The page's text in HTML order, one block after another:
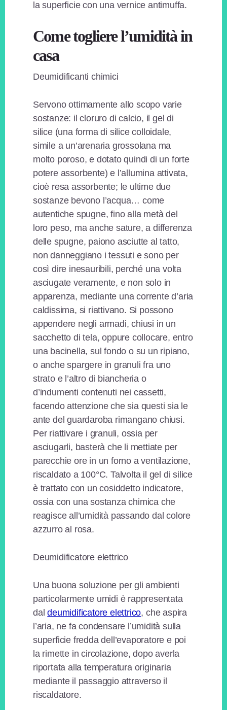
la superficie con una vernice antimuffa.
Come togliere l’umidità in
casa
Deumidificanti chimici
Servono ottimamente allo scopo varie
sostanze: il cloruro di calcio, il gel di
silice (una forma di silice colloidale,
simile a un’arenaria grossolana ma
molto poroso, e dotato quindi di un forte
potere assorbente) e l’allumina attivata,
cioè resa assorbente; le ultime due
sostanze bevono l’acqua… come
autentiche spugne, fino alla metà del
loro peso, ma anche sature, a differenza
delle spugne, paiono asciutte al tatto,
non danneggiano i tessuti e sono per
così dire inesauribili, perché una volta
asciugate veramente, e non solo in
apparenza, mediante una corrente d’aria
caldissima, si riattivano. Si possono
appendere negli armadi, chiusi in un
sacchetto di tela, oppure collocare, entro
una bacinella, sul fondo o su un ripiano,
o anche spargere in granuli fra uno
strato e l’altro di biancheria o
d’indumenti contenuti nei cassetti,
facendo attenzione che sia questi sia le
ante del guardaroba rimangano chiusi.
Per riattivare i granuli, ossia per
asciugarli, basterà che li mettiate per
parecchie ore in un forno a ventilazione,
riscaldato a 100°C. Talvolta il gel di silice
è trattato con un cosiddetto indicatore,
ossia con una sostanza chimica che
reagisce all’umidità passando dal colore
azzurro al rosa.
Deumidificatore elettrico
Una buona soluzione per gli ambienti
particolarmente umidi è rappresentata
daldeumidificatore elettrico, che aspira
l’aria, ne fa condensare l’umidità sulla
superficie fredda dell’evaporatore e poi
la rimette in circolazione, dopo averla
riportata alla temperatura originaria
mediante il passaggio attraverso il
riscaldatore.